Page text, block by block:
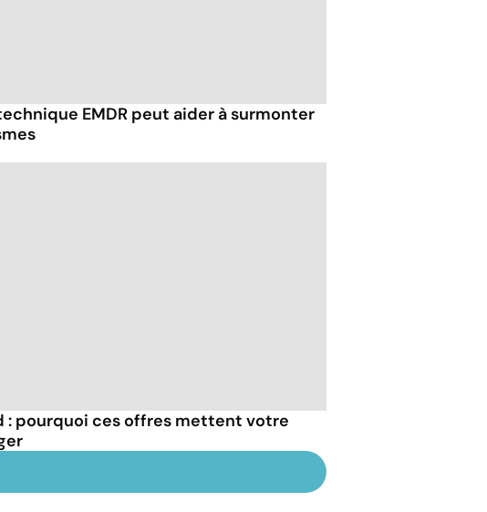
EMDR peut aider à surmonter
: pourquoi ces offres mettent votre